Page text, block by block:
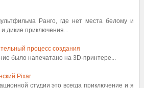
Ранго, где нет места белому и
и дикие приключения...
процесс создания
было напечатано на 3D-принтере...
Pixar
студии это всегда приключение и я